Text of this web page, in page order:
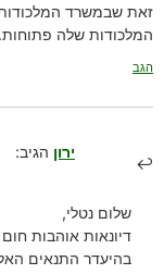
זאת שבמשרד
המלכודות שלה
הגב
ירון הגיב:
שלום נטלי,
דיונאות אוהבות חום עד 30 מעלות, אור בהיר וחזק
בהיעדר התנאים